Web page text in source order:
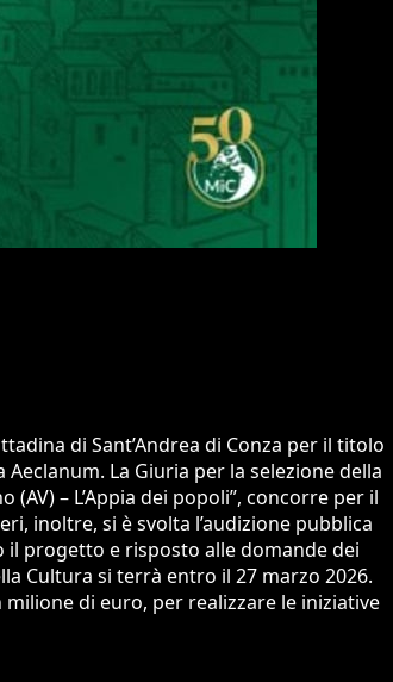
di Sant’Andrea di Conza per il titolo
La Giuria per la selezione della
– L’Appia dei popoli”, concorre per il
inoltre, si è svolta l’audizione pubblica
progetto e risposto alle domande dei
Cultura si terrà entro il 27 marzo 2026.
di euro, per realizzare le iniziative